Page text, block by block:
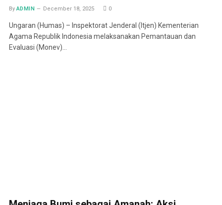
By ADMIN December 18, 2025 0
Ungaran (Humas) – Inspektorat Jenderal (Itjen) Kementerian
Agama Republik Indonesia melaksanakan Pemantauan dan
Evaluasi (Monev)…